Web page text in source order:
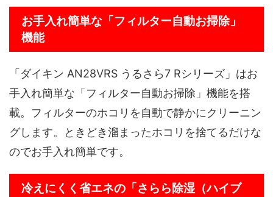
お手入れ簡単な「フィルター自動お掃除」
機能
「ダイキン AN28VRS うるさら7 Rシリーズ」はお
手入れ簡単な「フィルター自動お掃除」機能を搭
載。フィルターのホコリを自動で静かにクリーニン
グします。ときどき溜まったホコリを捨てるだけな
のでお手入れ簡単です。
冷えにくく省エネの「さらら除湿（ハイブ